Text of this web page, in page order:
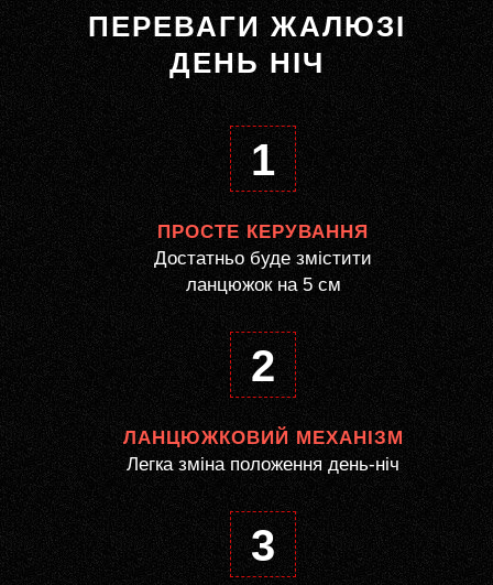
ПЕРЕВАГИ ЖАЛЮЗІ
ДЕНЬ НІЧ
1
ПРОСТЕ КЕРУВАННЯ
Достатньо буде змістити
ланцюжок на 5 см
2
ЛАНЦЮЖКОВИЙ МЕХАНІЗМ
Легка зміна положення день-ніч
3